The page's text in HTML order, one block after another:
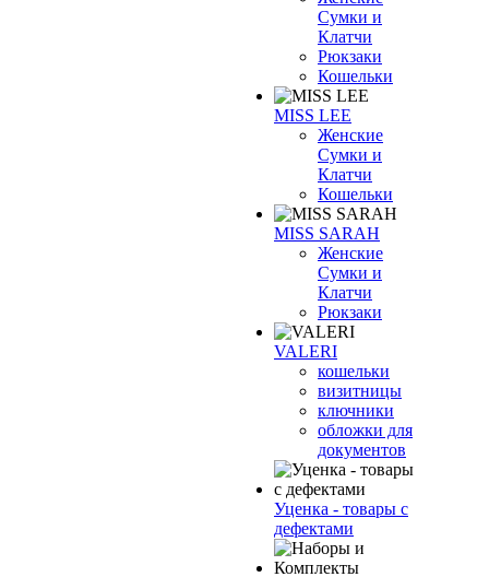
Сумки и
Клатчи
Рюкзаки
Кошельки
MISS LEE
Женские
Сумки и
Клатчи
Кошельки
MISS SARAH
Женские
Сумки и
Клатчи
Рюкзаки
VALERI
кошельки
визитницы
ключники
обложки для
документов
Уценка - товары с
дефектами